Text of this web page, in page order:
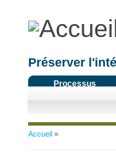
Préserver
Processus
Vous êtes ici
Accueil»